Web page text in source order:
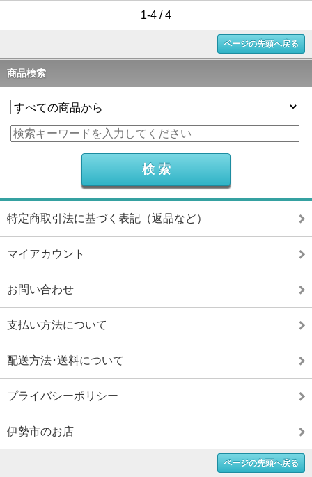
1-4 / 4
ページの先頭へ戻る
商品検索
特定商取引法に基づく表記（返品など）
マイアカウント
お問い合わせ
支払い方法について
配送方法･送料について
プライバシーポリシー
伊勢市のお店
ページの先頭へ戻る